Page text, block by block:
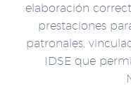
elaboración
prestaciones
patronales,
IDSE que